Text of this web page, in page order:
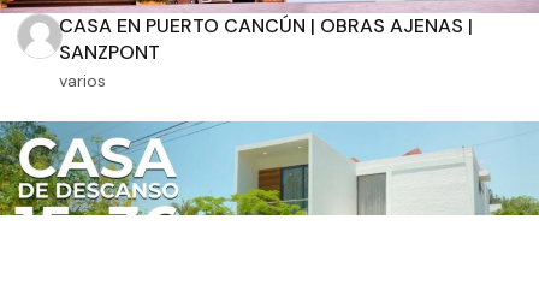
CASA EN PUERTO CANCÚN | OBRAS AJENAS |
SANZPONT
varios